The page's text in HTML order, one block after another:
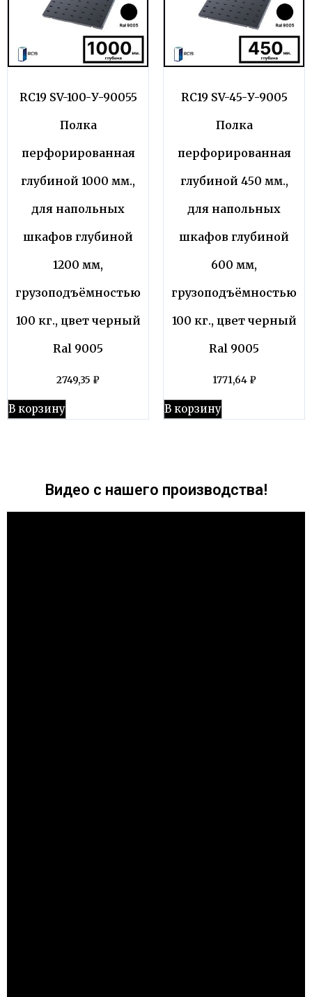
RC19 SV-100-У-90055
Полка
перфорированная
глубиной 1000 мм.,
для напольных
шкафов глубиной
1200 мм,
грузоподъёмностью
100 кг., цвет черный
Ral 9005
2749,35 ₽
В корзину
RC19 SV-45-У-9005
Полка
перфорированная
глубиной 450 мм.,
для напольных
шкафов глубиной
600 мм,
грузоподъёмностью
100 кг., цвет черный
Ral 9005
1771,64 ₽
В корзину
Видео с нашего производства!